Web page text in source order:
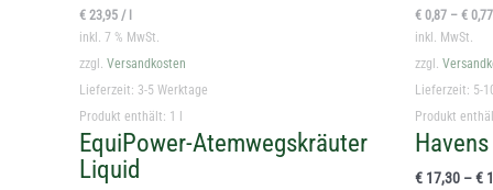
€ 23,95 /
inkl. 7 % MwSt.
zzgl. Versandkosten
Lieferzeit: 3-5 Werktage
Produkt enthält: 1
EquiPower-Atemwegskräuter
Liquid
€ 0,87 – € 0,77
inkl. MwSt.
zzgl.
Lieferzeit: 5-
Produkt
€ 17,30 –€